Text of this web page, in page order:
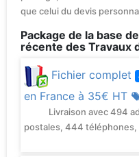
que celui du devis
Package de la base
récente des Travaux
Fichier complet
en France à 35€ HT
Livraison avec 494
postales, 444 téléphones,